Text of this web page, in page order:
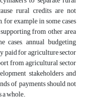
rural credits are not
example in some cases
from other area
cases, annual budgeting
paid for agriculture sector
from agricultural sector
stakeholders and
of payments should not
whole.